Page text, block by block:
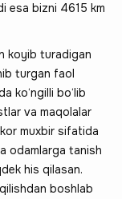
esa bizni 4615 km
koyib turadigan
turgan faol
ko‘ngilli bo‘lib
va maqolalar
muxbir sifatida
odamlarga tanish
his qilasan.
boshlab